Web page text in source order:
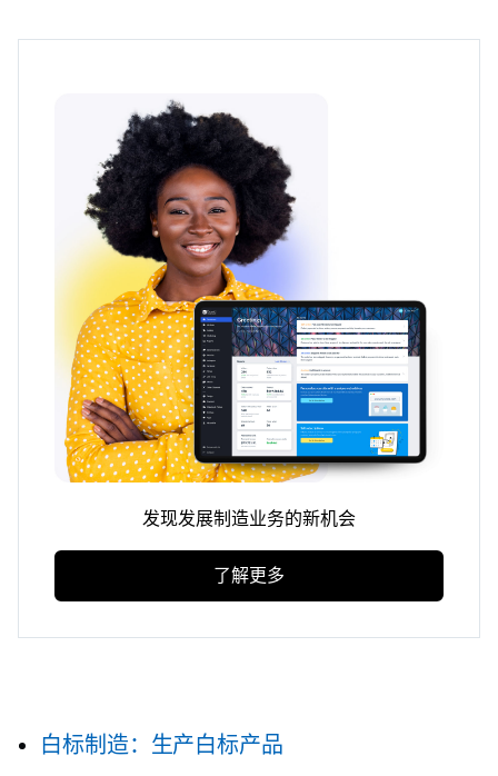
发现发展制造业务的新机会
了解更多
白标制造：生产白标产品